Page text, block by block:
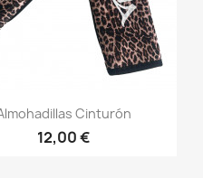
Vista rápida
Cinturón
12,00 €